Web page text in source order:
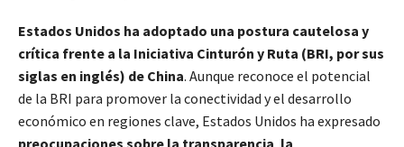
Estados Unidos ha adoptado una postura cautelosa y
crítica frente a la Iniciativa Cinturón y Ruta (BRI, por sus
siglas en inglés) de China. Aunque reconoce el potencial
de la BRI para promover la conectividad y el desarrollo
económico en regiones clave, Estados Unidos ha expresado
preocupaciones sobre la transparencia la